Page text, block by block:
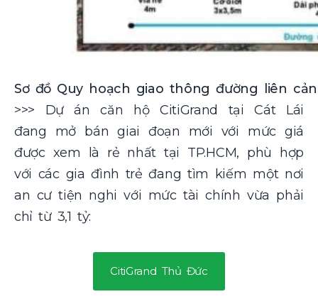
Sơ đồ Quy hoạch giao thông đường liên
>>> Dự án căn hộ CitiGrand tại Cát Lái
đang mở bán giai đoạn mới với mức giá
được xem là rẻ nhất tại TP.HCM, phù hợp
với các gia đình trẻ đang tìm kiếm một nơi
an cư tiện nghi với mức tài chính vừa phải
chỉ từ 3,1 tỷ:
CitiGrand Thủ Đức